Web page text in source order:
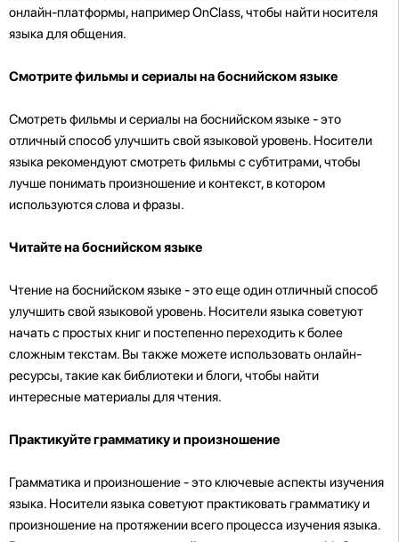
онлайн-платформы, например OnClass, чтобы найти носителя
языка для общения.
Смотрите фильмы и сериалы на боснийском языке
Смотреть фильмы и сериалы на боснийском языке - это
отличный способ улучшить свой языковой уровень. Носители
языка рекомендуют смотреть фильмы с субтитрами, чтобы
лучше понимать произношение и контекст, в котором
используются слова и фразы.
Читайте на боснийском языке
Чтение на боснийском языке - это еще один отличный способ
улучшить свой языковой уровень. Носители языка советуют
начать с простых книг и постепенно переходить к более
сложным текстам. Вы также можете использовать онлайн-
ресурсы, такие как библиотеки и блоги, чтобы найти
интересные материалы для чтения.
Практикуйте грамматику и произношение
Грамматика и произношение - это ключевые аспекты изучения
языка. Носители языка советуют практиковать грамматику и
произношение на протяжении всего процесса изучения языка.